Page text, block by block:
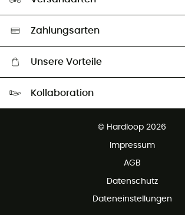
Auswahl an nachhaltigen Produkten
Zahlungsarten
Unsere Vorteile
Kollaboration
© Hardloop 2026
Impressum
AGB
Datenschutz
Dateneinstellungen